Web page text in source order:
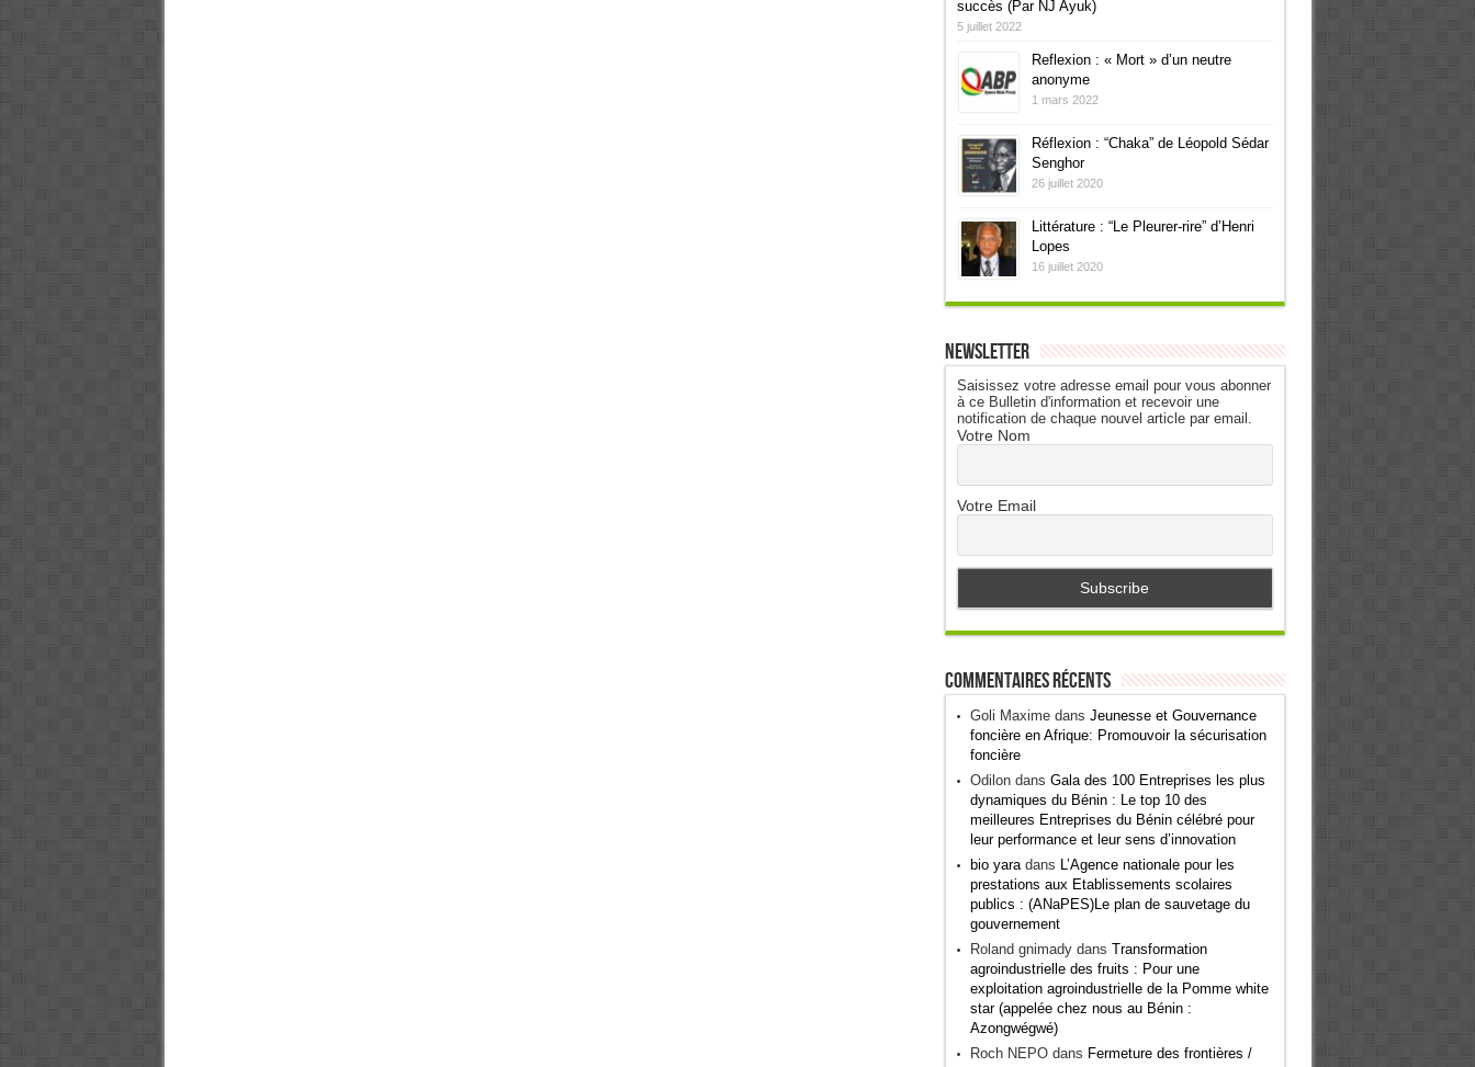
succès (Par NJ Ayuk)
5 juillet 2022
Reflexion : « Mort » d’un neutre
anonyme
1 mars 2022
Réflexion : “Chaka” de Léopold Sédar
Senghor
26 juillet 2020
Littérature : “Le Pleurer-rire” d’Henri
Lopes
16 juillet 2020
Newsletter
Saisissez votre adresse email pour vous abonner
à ce Bulletin d'information et recevoir une
notification de chaque nouvel article par email.
Votre Nom
Votre Email
Commentaires récents
Goli Maximedans Jeunesse et Gouvernance
foncière en Afrique: Promouvoir la sécurisation
foncière
Odilondans Gala des 100 Entreprises les plus
dynamiques du Bénin : Le top 10 des
meilleures Entreprises du Bénin célébré pour
leur performance et leur sens d’innovation
bio yaradans L’Agence nationale pour les
prestations aux Etablissements scolaires
publics : (ANaPES)Le plan de sauvetage du
gouvernement
Roland gnimadydans Transformation
agroindustrielle des fruits : Pour une
exploitation agroindustrielle de la Pomme white
star (appelée chez nous au Bénin :
Azongwégwé)
Roch NEPOdans Fermeture des frontières /